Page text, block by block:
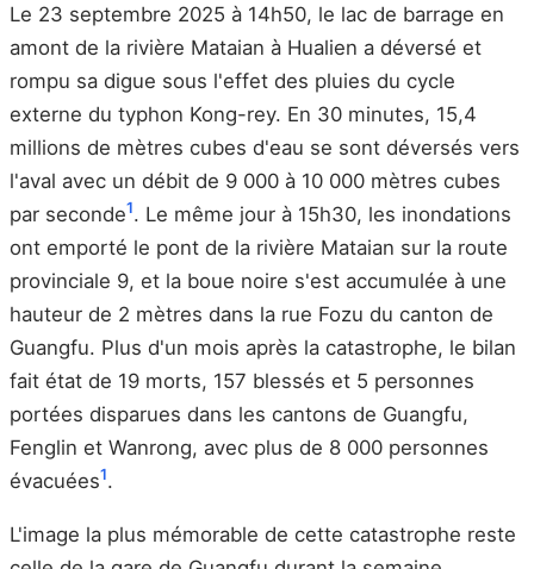
Le 23 septembre 2025 à 14h50, le lac de barrage en
amont de la rivière Mataian à Hualien a déversé et
rompu sa digue sous l'effet des pluies du cycle
externe du typhon Kong-rey. En 30 minutes, 15,4
millions de mètres cubes d'eau se sont déversés vers
l'aval avec un débit de 9 000 à 10 000 mètres cubes
par seconde1. Le même jour à 15h30, les inondations
ont emporté le pont de la rivière Mataian sur la route
provinciale 9, et la boue noire s'est accumulée à une
hauteur de 2 mètres dans la rue Fozu du canton de
Guangfu. Plus d'un mois après la catastrophe, le bilan
fait état de 19 morts, 157 blessés et 5 personnes
portées disparues dans les cantons de Guangfu,
Fenglin et Wanrong, avec plus de 8 000 personnes
évacuées1.
L'image la plus mémorable de cette catastrophe reste